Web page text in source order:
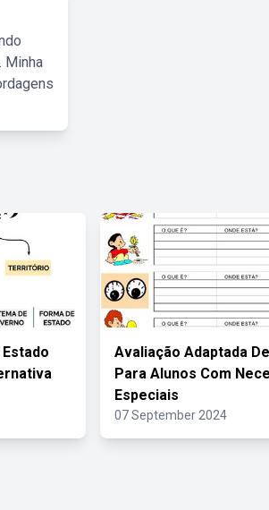
Minha
Avaliação Adaptada
Para Alunos Com
Especiais
07 September 2024